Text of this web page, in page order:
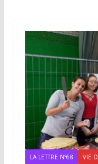
LA LETTRE N°68 VIE